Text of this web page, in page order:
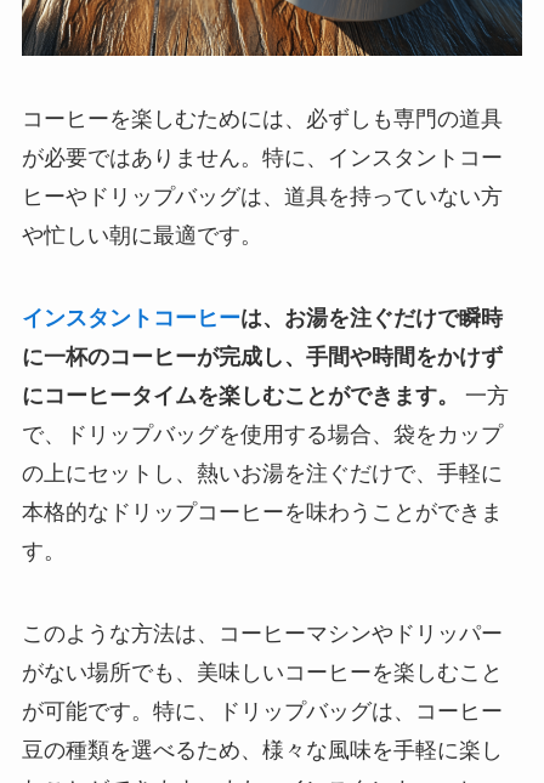
コーヒーを楽しむためには、必ずしも専門の道具
が必要ではありません。特に、インスタントコー
ヒーやドリップバッグは、道具を持っていない方
や忙しい朝に最適です。
インスタントコーヒーは、お湯を注ぐだけで瞬時
に一杯のコーヒーが完成し、手間や時間をかけず
にコーヒータイムを楽しむことができます。
一方
で、ドリップバッグを使用する場合、袋をカップ
の上にセットし、熱いお湯を注ぐだけで、手軽に
本格的なドリップコーヒーを味わうことができま
す。
このような方法は、コーヒーマシンやドリッパー
がない場所でも、美味しいコーヒーを楽しむこと
が可能です。特に、ドリップバッグは、コーヒー
豆の種類を選べるため、様々な風味を手軽に楽し